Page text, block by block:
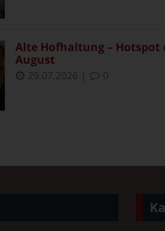
Alte Hofhaltung – Hotspot
August
29.07.2026 0